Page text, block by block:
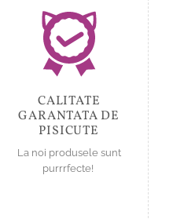
CALITATE
GARANTATA DE
PISICUTE
La noi produsele sunt
purrrfecte!